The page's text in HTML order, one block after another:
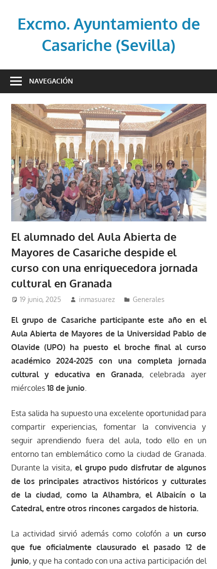
contenidoExcmo. Ayuntamiento de
Casariche (Sevilla)
oficial
Ayuntamiento
de
Casariche
(Sevilla)
NAVEGACIÓN
El alumnado del Aula Abierta de
Mayores de Casariche despide el
curso con una enriquecedora jornada
cultural en Granada
19 junio, 2025 inmasuarez Generales
El grupo de Casariche participante este año en el
Aula Abierta de Mayores de la Universidad Pablo de
Olavide (UPO) ha puesto el broche final al curso
académico 2024-2025 con una completa jornada
cultural y educativa en Granada, celebrada ayer
miércoles 18 de junio.
Esta salida ha supuesto una excelente oportunidad para
compartir experiencias, fomentar la convivencia y
seguir aprendiendo fuera del aula, todo ello en un
entorno tan emblemático como la ciudad de Granada.
Durante la visita, el grupo pudo disfrutar de algunos
de los principales atractivos históricos y culturales
de la ciudad, como la Alhambra, el Albaicín o la
Catedral, entre otros rincones cargados de historia.
La actividad sirvió además como colofón a un curso
que fue oficialmente clausurado el pasado 12 de
junio, y que ha contado con una activa participación del